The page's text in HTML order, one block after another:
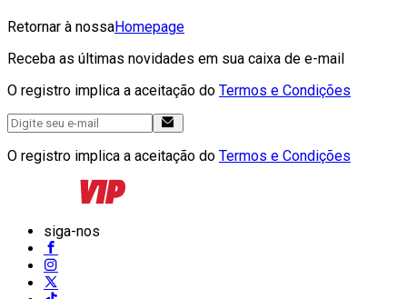
Retornar à nossaHomepage
Receba as últimas novidades em sua caixa de e-mail
O registro implica a aceitação do Termos e Condições
O registro implica a aceitação do Termos e Condições
siga-nos